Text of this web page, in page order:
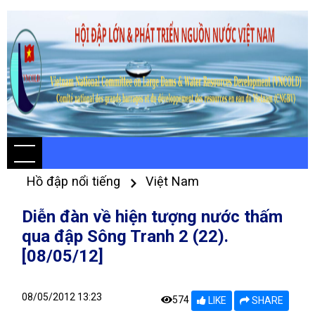
Hồ đập nổi tiếng Việt Nam
Diễn đàn về hiện tượng nước thấm
qua đập Sông Tranh 2 (22).
[08/05/12]
08/05/2012 13:23 574 LIKE SHARE